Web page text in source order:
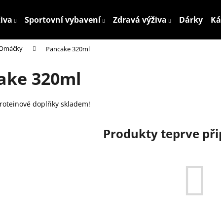
Sportovní vybavení Zdravá výživa Dárky
Pancake 320ml
320ml
doplňky skladem!
Produkty teprve
Co potřebujete najít?
Doporučujeme